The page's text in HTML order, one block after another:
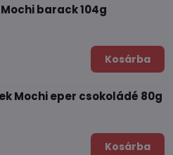
barack 104g
Kosárba
Mochi eper csokoládé 80g
Kosárba